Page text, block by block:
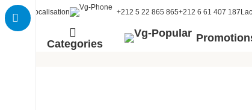
Localisation +212 5 22 865 865+212 6 61 407 187
Categories